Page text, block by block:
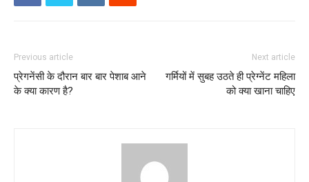
Previous article
प्रेगनेंसी के दौरान बार बार पेशाब आने
के क्या कारण है?
Next article
गर्मियों में सुबह उठते ही प्रेग्नेंट महिला
को क्या खाना चाहिए